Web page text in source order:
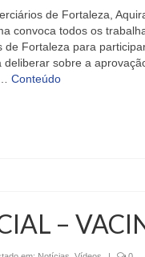
de Fortaleza,
convoca todos os
de Fortaleza para
deliberar sobre a
Conteúdo
–